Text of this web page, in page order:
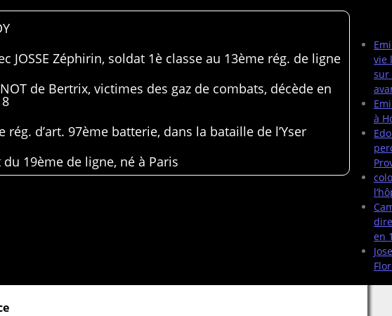
vie
sur
à
en
JOSSE Zéphirin, soldat 1è classe au 13ème rég. de ligne
de Bertrix, victimes des gaz de combats, décède en
d’art. 97ème batterie, dans la bataille de l’Yser
19ème de ligne, né à Paris